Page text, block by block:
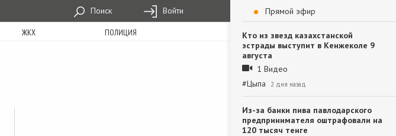
Поиск Войти
ЖКХ ПОЛИЦИЯ
Прямой эфир
Кто из звезд казахстанской
эстрады выступит в Кенжеколе 9
августа
1 Видео
#Цыпа 2 дня назад
Из-за банки пива павлодарского
предпринимателя оштрафовали на
120 тысяч тенге